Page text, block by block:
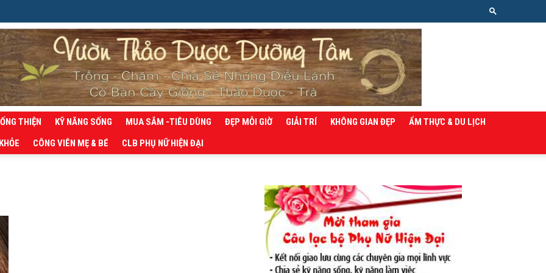
THIỆN KỸ NĂNG SỐNG MUA SẮM -TIÊU DÙNG ĐẸP MỖI GIỜ GIẢI TRÍ KHÔNG GIAN ĐẸP
ẨM THỰC & DU LỊCH
CÔNG VIÊN MẸ & BÉ CLB PHỤ NỮ HIỆN ĐẠI